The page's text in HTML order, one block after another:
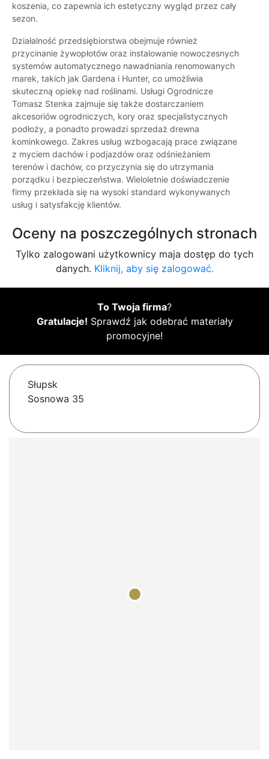
koszenia, co zapewnia ich estetyczny wygląd przez cały
sezon.
Działalność przedsiębiorstwa obejmuje również
przycinanie żywopłotów oraz instalowanie nowoczesnych
systemów automatycznego nawadniania renomowanych
marek, takich jak Gardena i Hunter, co umożliwia
skuteczną opiekę nad roślinami. Usługi Ogrodnicze
Tomasz Stenka zajmuje się także dostarczaniem
akcesoriów ogrodniczych, kory oraz specjalistycznych
podłoży, a ponadto prowadzi sprzedaż drewna
kominkowego. Zakres usług wzbogacają prace związane
z myciem dachów i podjazdów oraz odśnieżaniem
terenów i dachów, co przyczynia się do utrzymania
porządku i bezpieczeństwa. Wieloletnie doświadczenie
firmy przekłada się na wysoki standard wykonywanych
usług i satysfakcję klientów.
Oceny na poszczególnych stronach
Tylko zalogowani użytkownicy maja dostęp do tych
danych. Kliknij, aby się zalogować.
To Twoja firma?
Gratulacje! Sprawdź jak odebrać materiały
promocyjne!
Słupsk
Sosnowa 35